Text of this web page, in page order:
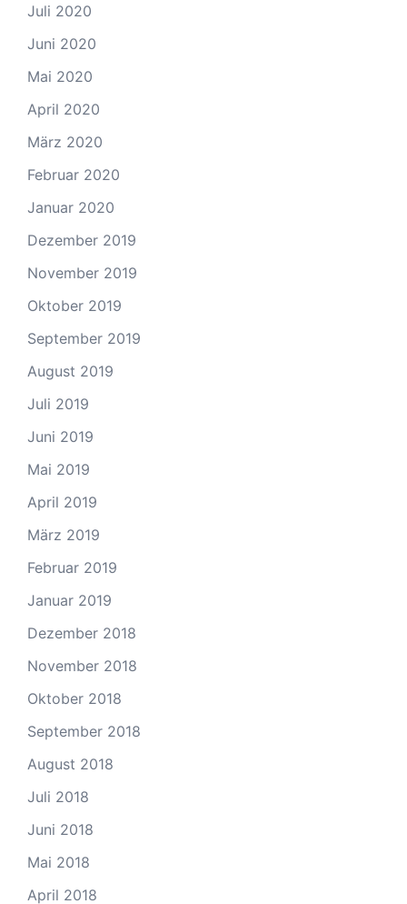
Juli 2020
Juni 2020
Mai 2020
April 2020
März 2020
Februar 2020
Januar 2020
Dezember 2019
November 2019
Oktober 2019
September 2019
August 2019
Juli 2019
Juni 2019
Mai 2019
April 2019
März 2019
Februar 2019
Januar 2019
Dezember 2018
November 2018
Oktober 2018
September 2018
August 2018
Juli 2018
Juni 2018
Mai 2018
April 2018